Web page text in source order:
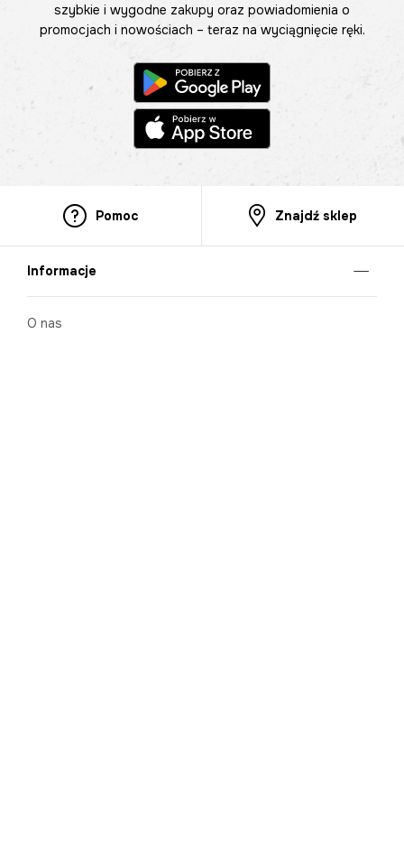
szybkie i wygodne zakupy oraz powiadomienia o
promocjach i nowościach – teraz na wyciągnięcie ręki.
Pomoc Znajdź sklep
Informacje
O nas